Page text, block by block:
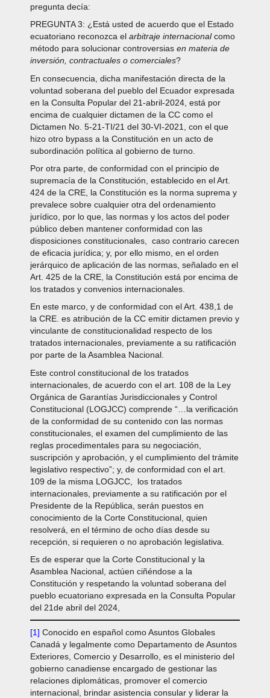
pregunta decía:
PREGUNTA 3: ¿Está usted de acuerdo que el Estado
ecuatoriano reconozca el arbitraje internacionalcomo
método para solucionar controversias en materia de
inversión, contractuales o comerciales?
En consecuencia, dicha manifestación directa de la
voluntad soberana del pueblo del Ecuador expresada
en la Consulta Popular del 21-abril-2024, está por
encima de cualquier dictamen de la CC como el
Dictamen No. 5-21-TI/21 del 30-VI-2021, con el que
hizo otro bypass a la Constitución en un acto de
subordinación política al gobierno de turno.
Por otra parte, de conformidad con el principio de
supremacía de la Constitución, establecido en el Art.
424 de la CRE, la Constitución es la norma suprema y
prevalece sobre cualquier otra del ordenamiento
jurídico, por lo que, las normas y los actos del poder
público deben mantener conformidad con las
disposiciones constitucionales, caso contrario carecen
de eficacia jurídica; y, por ello mismo, en el orden
jerárquico de aplicación de las normas, señalado en el
Art. 425 de la CRE, la Constitución está por encima de
los tratados y convenios internacionales.
En este marco, y de conformidad con el Art. 438,1 de
la CRE. es atribución de la CC emitir dictamen previo y
vinculante de constitucionalidad respecto de los
tratados internacionales, previamente a su ratificación
por parte de la Asamblea Nacional.
Este control constitucional de los tratados
internacionales, de acuerdo con el art. 108 de la Ley
Orgánica de Garantías Jurisdiccionales y Control
Constitucional (LOGJCC) comprende “…la verificación
de la conformidad de su contenido con las normas
constitucionales, el examen del cumplimiento de las
reglas procedimentales para su negociación,
suscripción y aprobación, y el cumplimiento del trámite
legislativo respectivo”; y, de conformidad con el art.
109 de la misma LOGJCC, los tratados
internacionales, previamente a su ratificación por el
Presidente de la República, serán puestos en
conocimiento de la Corte Constitucional, quien
resolverá, en el término de ocho días desde su
recepción, si requieren o no aprobación legislativa.
Es de esperar que la Corte Constitucional y la
Asamblea Nacional, actúen ciñéndose a la
Constitución y respetando la voluntad soberana del
pueblo ecuatoriano expresada en la Consulta Popular
del 21de abril del 2024,
[1] Conocido en español como Asuntos Globales
Canadá y legalmente como Departamento de Asuntos
Exteriores, Comercio y Desarrollo, es el ministerio del
gobierno canadiense encargado de gestionar las
relaciones diplomáticas, promover el comercio
internacional, brindar asistencia consular y liderar la